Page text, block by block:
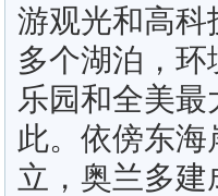
游观光和高科
多个湖泊，
乐园和全美
此。依傍东
立，奥兰多建